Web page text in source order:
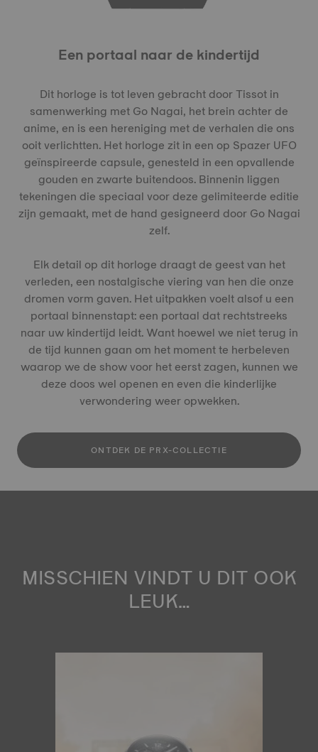
Een portaal naar de kindertijd
Dit horloge is tot leven gebracht door Tissot in
samenwerking met Go Nagai, het brein achter de
anime, en is een hereniging met de verhalen die ons
ooit verlichtten. Het horloge zit in een op Spazer UFO
geïnspireerde capsule, genesteld in een opvallende
gouden en zwarte buitendoos. Binnenin liggen
tekeningen die speciaal voor deze gelimiteerde editie
zijn gemaakt, met de hand gesigneerd door Go Nagai
zelf.
Elk detail op dit horloge draagt de geest van het
verleden, een nostalgische viering van hen die onze
dromen vorm gaven. Het uitpakken voelt alsof u een
portaal binnenstapt: een portaal dat rechtstreeks
naar uw kindertijd leidt. Want hoewel we niet terug in
de tijd kunnen gaan om het moment te herbeleven
waarop we de show voor het eerst zagen, kunnen we
deze doos wel openen en even die kinderlijke
verwondering weer opwekken.
ONTDEK DE PRX-COLLECTIE
MISSCHIEN VINDT U DIT OOK
LEUK…